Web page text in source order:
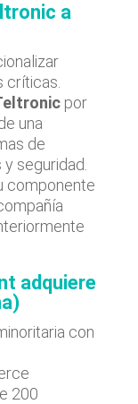
a
críticas.
por
una
de
seguridad.
componente
adquiere
con
200